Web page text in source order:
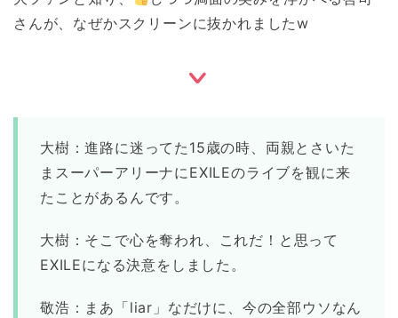
さんが、なぜかスクリーンに抜かれましたw
大樹：進路に迷ってた15歳の時、両親とさいた
まスーパーアリーナにEXILEのライブを観に来
たことがあるんです。
大樹：そこで心を奪われ、これだ！と思って
EXILEになる決意をしました。
敬浩：まあ「liar」なだけに、今の全部ウソなん